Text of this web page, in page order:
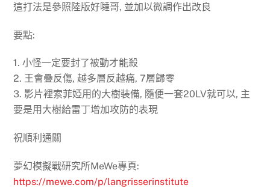
這打法是參照陸版好噠哥, 並加以微調作出改良
要點:
1. 小怪一定要封了被動才能殺
2. 王會疊反傷, 越多層反越痛, 7層歸零
3. 影片裡索菲婭用的大樹裝備, 隨便一套20LV就可以, 主
要是用大樹給雷丁增加攻防的表現
祝順利通關
夢幻模擬戰研究所MeWe專頁:
https://mewe.com/p/langrisserinstitute